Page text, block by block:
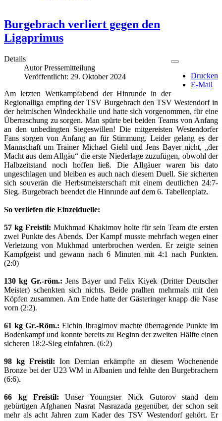
Burgebrach verliert gegen den
Ligaprimus
Drucken
E-Mail
Details
AutorPressemitteilung
Veröffentlicht: 29. Oktober 2024
Am letzten Wettkampfabend der Hinrunde in der
Regionalliga empfing der TSV Burgebrach den TSV Westendorf in
der heimischen Windeckhalle und hatte sich vorgenommen, für eine
Überraschung zu sorgen. Man spürte bei beiden Teams von Anfang
an den unbedingten Siegeswillen! Die mitgereisten Westendorfer
Fans sorgen von Anfang an für Stimmung. Leider gelang es der
Mannschaft um Trainer Michael Giehl und Jens Bayer nicht, „der
Macht aus dem Allgäu“ die erste Niederlage zuzufügen, obwohl der
Halbzeitstand noch hoffen ließ. Die Allgäuer waren bis dato
ungeschlagen und bleiben es auch nach diesem Duell. Sie sicherten
sich souverän die Herbstmeisterschaft mit einem deutlichen 24:7-
Sieg. Burgebrach beendet die Hinrunde auf dem 6. Tabellenplatz.
So verliefen die Einzelduelle:
57 kg Freistil: Mukhmad Khakimov holte für sein Team die ersten
zwei Punkte des Abends. Der Kampf musste mehrfach wegen einer
Verletzung von Mukhmad unterbrochen werden. Er zeigte seinen
Kampfgeist und gewann nach 6 Minuten mit 4:1 nach Punkten.
(2:0)
130 kg Gr.-röm.: Jens Bayer und Felix Kiyek (Dritter Deutscher
Meister) schenkten sich nichts. Beide prallten mehrmals mit den
Köpfen zusammen. Am Ende hatte der Gästeringer knapp die Nase
vorn (2:2).
61 kg Gr.-Röm.: Elchin Ibragimov machte überragende Punkte im
Bodenkampf und konnte bereits zu Beginn der zweiten Hälfte einen
sicheren 18:2-Sieg einfahren. (6:2)
98 kg Freistil: Ion Demian erkämpfte an diesem Wochenende
Bronze bei der U23 WM in Albanien und fehlte den Burgebrachern
(6:6).
66 kg Freistil: Unser Youngster Nick Gutorov stand dem
gebürtigen Afghanen Nasrat Nasrazada gegenüber, der schon seit
mehr als acht Jahren zum Kader des TSV Westendorf gehört. Er